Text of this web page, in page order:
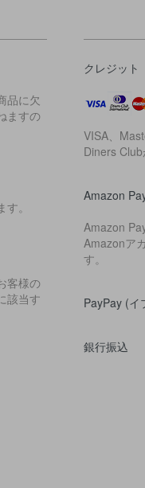
品に欠
ますの
。
客様の
該当す
クレジット
VISA、
Diners Club
Amazon
Amazon
Amazonア
す。
PayPay (イ
銀行振込